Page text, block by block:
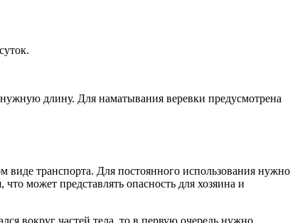
длину. Для наматывания веревки предусмотрена
виде транспорта. Для постоянного использования нужно
может представлять опасность для хозяина и